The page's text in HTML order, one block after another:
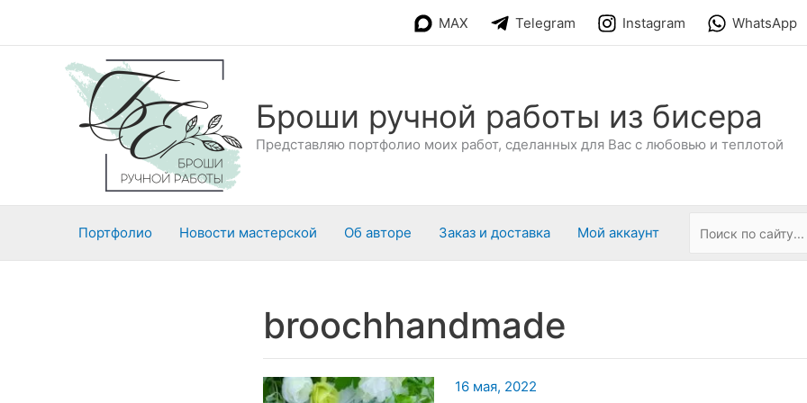
MAX Telegram Instagram WhatsApp
Броши ручной работы из бисера
Представляю портфолио моих работ, сделанных для Вас с любовью и теплотой
Портфолио Новости мастерской Об авторе Заказ и доставка Мой аккаунт
broochhandmade
16 мая, 2022